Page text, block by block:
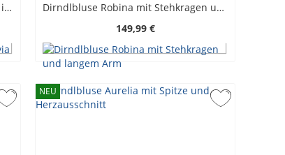
Langes und ärmelloses Dirndl Olivia in Samt-Qualität
Dirndlbluse Robina mit Stehkragen und langem Arm
149,99 €
NEU